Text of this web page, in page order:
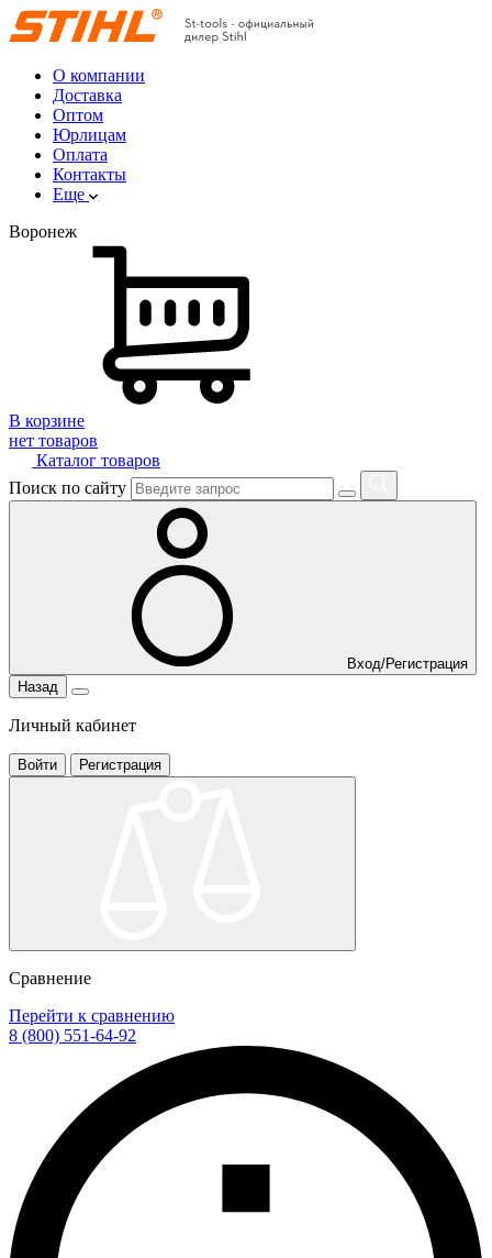
О компании
Доставка
Оптом
Юрлицам
Оплата
Контакты
Еще
Воронеж
В корзине
нет товаров
Каталог товаров
Поиск по сайту
Вход/Регистрация
Назад
Личный кабинет
Войти Регистрация
Сравнение
Перейти к сравнению
8 (800) 551-64-92